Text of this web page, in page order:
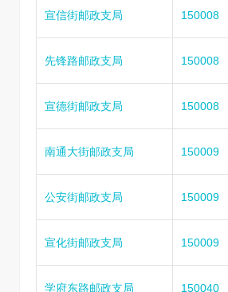
宣信街邮政支局 150008
先锋路邮政支局 150008
宣德街邮政支局 150008
南通大街邮政支局 150009
公安街邮政支局 150009
宣化街邮政支局 150009
学府东路邮政支局 150040